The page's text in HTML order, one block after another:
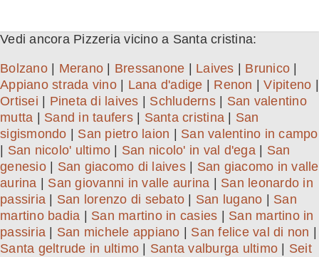
Vedi ancora Pizzeria vicino a Santa cristina:
Bolzano| Merano Bressanone Laives Brunico
Appiano strada vino| Lana d'adige Renon |Vipiteno
Ortisei
Pineta di laives Schluderns| San valentino
mutta
Sand in taufers| Santa cristina
San
sigismondo
San pietro laion
San valentino in campo
San nicolo' ultimo San nicolo' in val d'ega| San
genesio| San giacomo di laives| San giacomo in valle
aurina
San giovanni in valle aurina
San leonardo in
passiria
San lorenzo di sebato San lugano
San
martino badia
San martino in casies
San martino in
passiria
San michele appiano San felice val di non
Santa geltrude in ultimo
Santa valburga ultimo
Seit